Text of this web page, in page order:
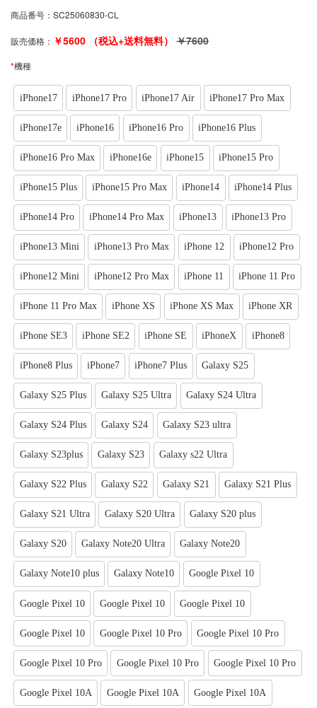
商品番号： SC25060830-CL
販売価格： ￥5600 （税込+送料無料） ￥7600
*機種
iPhone17 iPhone17 Pro iPhone17 Air iPhone17 Pro Max
iPhone17e iPhone16 iPhone16 Pro iPhone16 Plus
iPhone16 Pro Max iPhone16e iPhone15 iPhone15 Pro
iPhone15 Plus iPhone15 Pro Max iPhone14 iPhone14 Plus
iPhone14 Pro iPhone14 Pro Max iPhone13 iPhone13 Pro
iPhone13 Mini iPhone13 Pro Max iPhone 12 iPhone12 Pro
iPhone12 Mini iPhone12 Pro Max iPhone 11 iPhone 11 Pro
iPhone 11 Pro Max iPhone XS iPhone XS Max iPhone XR
iPhone SE3 iPhone SE2 iPhone SE iPhoneX iPhone8
iPhone8 Plus iPhone7 iPhone7 Plus Galaxy S25
Galaxy S25 Plus Galaxy S25 Ultra Galaxy S24 Ultra
Galaxy S24 Plus Galaxy S24 Galaxy S23 ultra
Galaxy S23plus Galaxy S23 Galaxy s22 Ultra
Galaxy S22 Plus Galaxy S22 Galaxy S21 Galaxy S21 Plus
Galaxy S21 Ultra Galaxy S20 Ultra Galaxy S20 plus
Galaxy S20 Galaxy Note20 Ultra Galaxy Note20
Galaxy Note10 plus Galaxy Note10 Google Pixel 10
Google Pixel 10 Google Pixel 10 Google Pixel 10
Google Pixel 10 Google Pixel 10 Pro Google Pixel 10 Pro
Google Pixel 10 Pro Google Pixel 10 Pro Google Pixel 10 Pro
Google Pixel 10A Google Pixel 10A Google Pixel 10A